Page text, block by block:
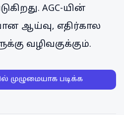
AGC-யின்
ஆய்வு, எதிர்கால
வழிவகுக்கும்.
முழுமையாக படிக்க